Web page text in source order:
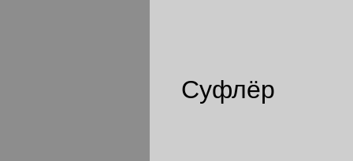
Суфлёр